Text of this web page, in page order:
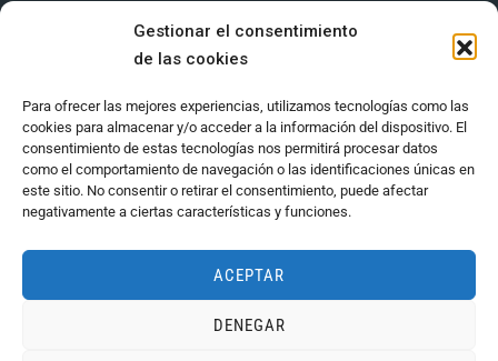
Gestionar el consentimiento
de las cookies
Para ofrecer las mejores experiencias, utilizamos tecnologías como las
cookies para almacenar y/o acceder a la información del dispositivo. El
consentimiento de estas tecnologías nos permitirá procesar datos
como el comportamiento de navegación o las identificaciones únicas en
este sitio. No consentir o retirar el consentimiento, puede afectar
negativamente a ciertas características y funciones.
ACEPTAR
DENEGAR
Política de cookies (UE)